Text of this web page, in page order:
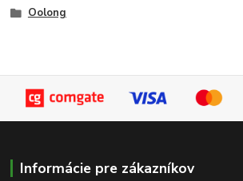
Oolong
Informácie pre zákazníkov